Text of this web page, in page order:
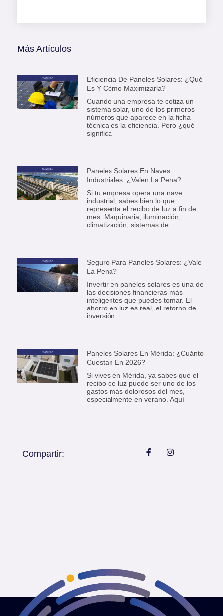
Más Artículos
Eficiencia De Paneles Solares: ¿Qué
Es Y Cómo Maximizarla?
Cuando una empresa te cotiza un
sistema solar, uno de los primeros
números que aparece en la ficha
técnica es la eficiencia. Pero ¿qué
significa
Paneles Solares En Naves
Industriales: ¿Valen La Pena?
Si tu empresa opera una nave
industrial, sabes bien lo que
representa el recibo de luz a fin de
mes. Maquinaria, iluminación,
climatización, sistemas de
Seguro Para Paneles Solares: ¿Vale
La Pena?
Invertir en paneles solares es una de
las decisiones financieras más
inteligentes que puedes tomar. El
ahorro en luz es real, el retorno de
inversión
Paneles Solares En Mérida: ¿Cuánto
Cuestan En 2026?
Si vives en Mérida, ya sabes que el
recibo de luz puede ser uno de los
gastos más dolorosos del mes,
especialmente en verano. Aquí
Compartir: